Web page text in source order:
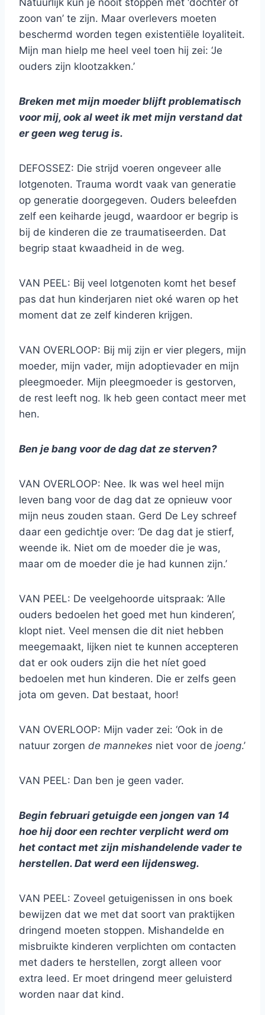
Natuurlijk kun je nooit stoppen met ‘dochter of
zoon van’ te zijn. Maar overlevers moeten
beschermd worden tegen existentiële loyaliteit.
Mijn man hielp me heel veel toen hij zei: ‘Je
ouders zijn klootzakken.’
Breken met mijn moeder blijft problematisch
voor mij, ook al weet ik met mijn verstand dat
er geen weg terug is.
DEFOSSEZ: Die strijd voeren ongeveer alle
lotgenoten. Trauma wordt vaak van generatie
op generatie doorgegeven. Ouders beleefden
zelf een keiharde jeugd, waardoor er begrip is
bij de kinderen die ze traumatiseerden. Dat
begrip staat kwaadheid in de weg.
VAN PEEL: Bij veel lotgenoten komt het besef
pas dat hun kinderjaren niet oké waren op het
moment dat ze zelf kinderen krijgen.
VAN OVERLOOP: Bij mij zijn er vier plegers, mijn
moeder, mijn vader, mijn adoptievader en mijn
pleegmoeder. Mijn pleegmoeder is gestorven,
de rest leeft nog. Ik heb geen contact meer met
hen.
Ben je bang voor de dag dat ze sterven?
VAN OVERLOOP: Nee. Ik was wel heel mijn
leven bang voor de dag dat ze opnieuw voor
mijn neus zouden staan. Gerd De Ley schreef
daar een gedichtje over: ‘De dag dat je stierf,
weende ik. Niet om de moeder die je was,
maar om de moeder die je had kunnen zijn.’
VAN PEEL: De veelgehoorde uitspraak: ‘Alle
ouders bedoelen het goed met hun kinderen’,
klopt niet. Veel mensen die dit niet hebben
meegemaakt, lijken niet te kunnen accepteren
dat er ook ouders zijn die het níet goed
bedoelen met hun kinderen. Die er zelfs geen
jota om geven. Dat bestaat, hoor!
VAN OVERLOOP: Mijn vader zei: ‘Ook in de
natuur zorgen de mannekes niet voor de joeng.’
VAN PEEL: Dan ben je geen vader.
Begin februari getuigde een jongen van 14
hoe hij door een rechter verplicht werd om
het contact met zijn mishandelende vader te
herstellen. Dat werd een lijdensweg.
VAN PEEL: Zoveel getuigenissen in ons boek
bewijzen dat we met dat soort van praktijken
dringend moeten stoppen. Mishandelde en
misbruikte kinderen verplichten om contacten
met daders te herstellen, zorgt alleen voor
extra leed. Er moet dringend meer geluisterd
worden naar dat kind.